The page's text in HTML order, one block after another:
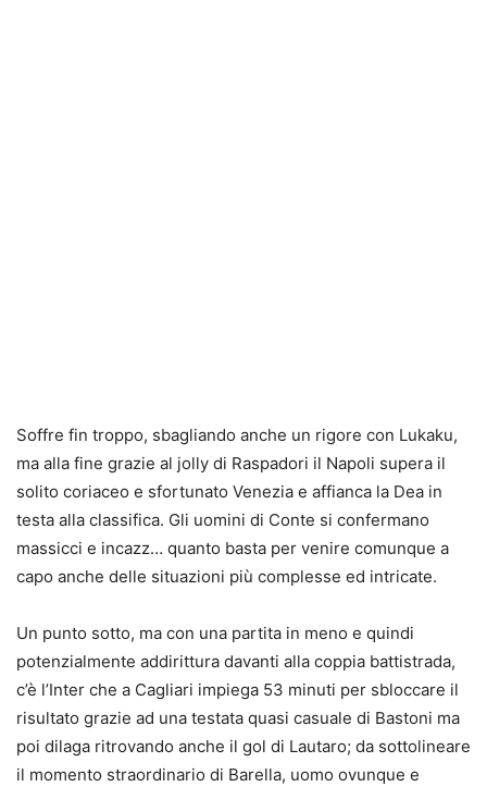
Soffre fin troppo, sbagliando anche un rigore con Lukaku,
ma alla fine grazie al jolly di Raspadori il Napoli supera il
solito coriaceo e sfortunato Venezia e affianca la Dea in
testa alla classifica. Gli uomini di Conte si confermano
massicci e incazz… quanto basta per venire comunque a
capo anche delle situazioni più complesse ed intricate.
Un punto sotto, ma con una partita in meno e quindi
potenzialmente addirittura davanti alla coppia battistrada,
c’è l’Inter che a Cagliari impiega 53 minuti per sbloccare il
risultato grazie ad una testata quasi casuale di Bastoni ma
poi dilaga ritrovando anche il gol di Lautaro; da sottolineare
il momento straordinario di Barella, uomo ovunque e